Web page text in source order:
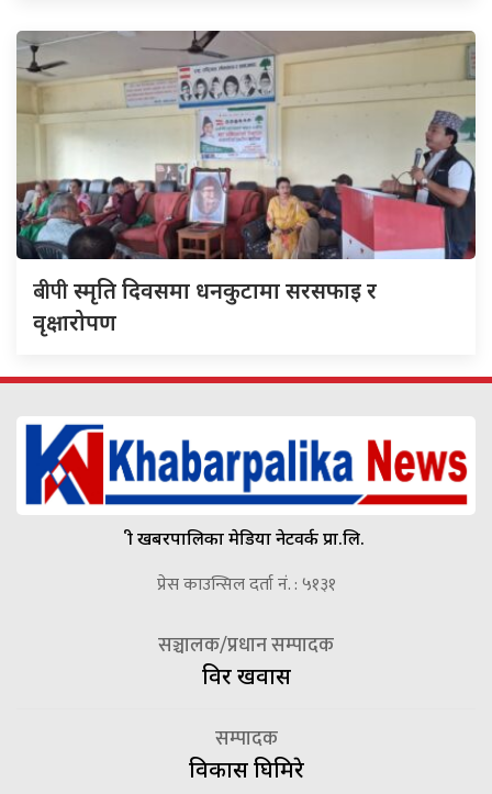
बीपीस्मृति दिवसमा धनकुटामा सरसफाइ र
वृक्षारोपण
श्री खबरपालिका मेडिया नेटवर्क प्रा.लि.
प्रेस काउन्सिल दर्ता नं. : ५१३१
सञ्चालक/प्रधान सम्पादक
विदुर खवास
सम्पादक
विकास घिमिरे